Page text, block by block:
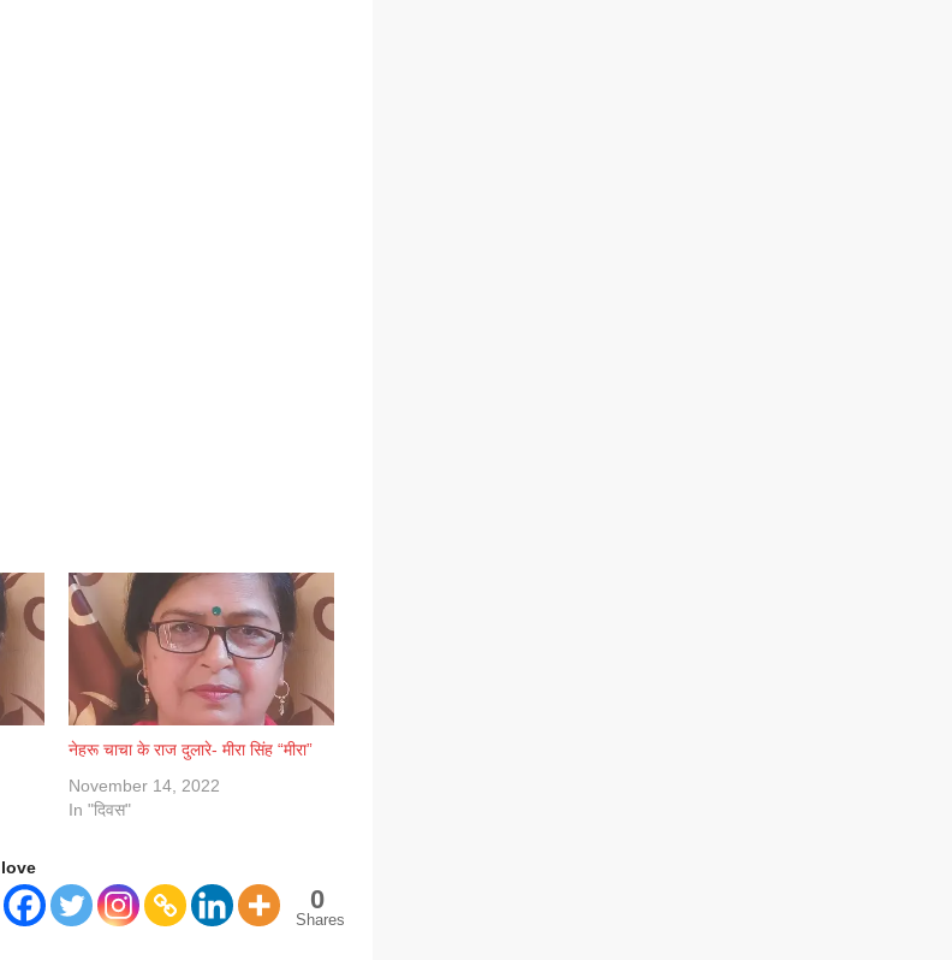
नेहरू चाचा के राज दुलारे- मीरा सिंह “मीरा”
November 14, 2022
In "दिवस"
0
Shares